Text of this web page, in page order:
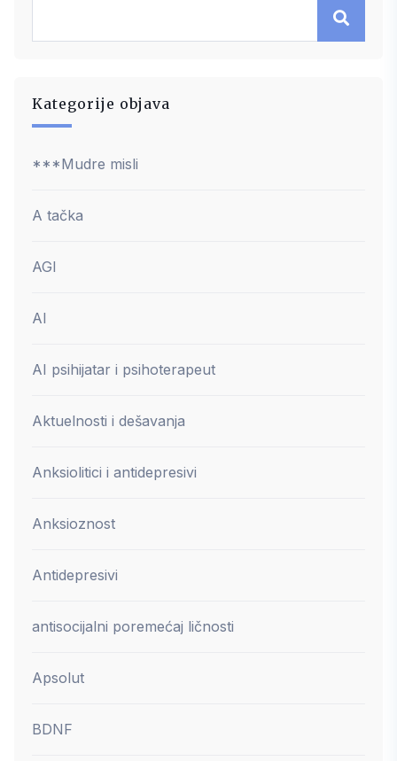
Kategorije objava
***Mudre misli
A tačka
AGI
AI
AI psihijatar i psihoterapeut
Aktuelnosti i dešavanja
Anksiolitici i antidepresivi
Anksioznost
Antidepresivi
antisocijalni poremećaj ličnosti
Apsolut
BDNF